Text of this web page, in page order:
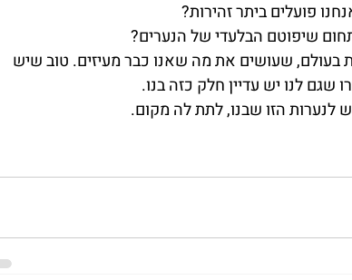
פועלים ביתר זהירות?
שיפוטם הבלעדי של הנערים?
בעולם, שעושים את מה שאנו כבר מעיזים. טוב שיש
שגם לנו יש עדיין חלק כזה בנו.
לנערות הזו שבנו, לתת לה מקום.